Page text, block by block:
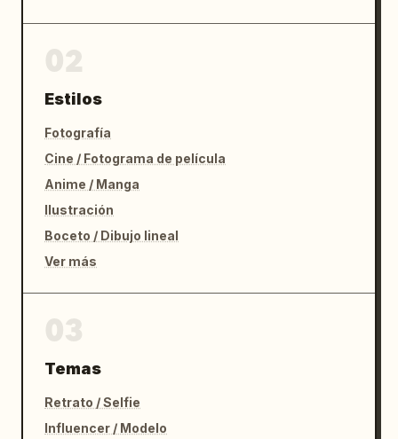
Estilos
Fotografía
Cine / Fotograma de película
Anime / Manga
Ilustración
Boceto / Dibujo lineal
Ver más
Temas
Retrato / Selfie
Influencer / Modelo